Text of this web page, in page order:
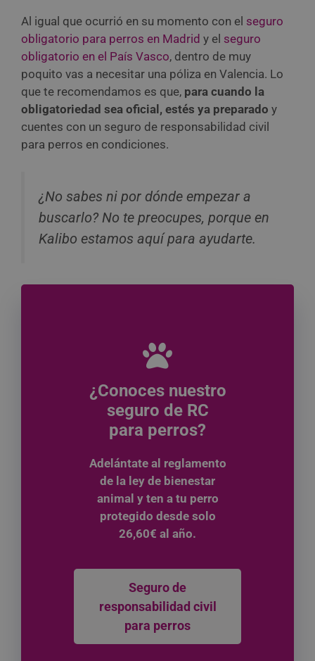
Al igual que ocurrió en su momento con el seguro
obligatorio para perros en Madrid y el seguro
obligatorio en el País Vasco, dentro de muy
poquito vas a necesitar una póliza en Valencia. Lo
que te recomendamos es que, para cuando la
obligatoriedad sea oficial, estés ya preparado y
cuentes con un seguro de responsabilidad civil
para perros en condiciones.
¿No sabes ni por dónde empezar a
buscarlo? No te preocupes, porque en
Kalibo estamos aquí para ayudarte.
¿Conoces nuestro
seguro de RC
para perros?
Adelántate al reglamento
de la ley de bienestar
animal y ten a tu perro
protegido desde solo
26,60€ al año.
Seguro de
responsabilidad civil
para perros